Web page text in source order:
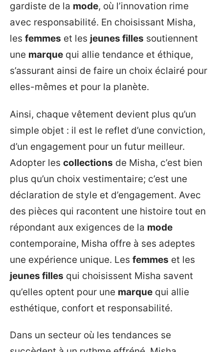
gardiste de la mode, où l’innovation rime
avec responsabilité. En choisissant Misha,
les femmes et les jeunes filles soutiennent
une marque qui allie tendance et éthique,
s’assurant ainsi de faire un choix éclairé pour
elles-mêmes et pour la planète.
Ainsi, chaque vêtement devient plus qu’un
simple objet : il est le reflet d’une conviction,
d’un engagement pour un futur meilleur.
Adopter les collections de Misha, c’est bien
plus qu’un choix vestimentaire; c’est une
déclaration de style et d’engagement. Avec
des pièces qui racontent une histoire tout en
répondant aux exigences de la mode
contemporaine, Misha offre à ses adeptes
une expérience unique. Les femmes et les
jeunes filles qui choisissent Misha savent
qu’elles optent pour une marque qui allie
esthétique, confort et responsabilité.
Dans un secteur où les tendances se